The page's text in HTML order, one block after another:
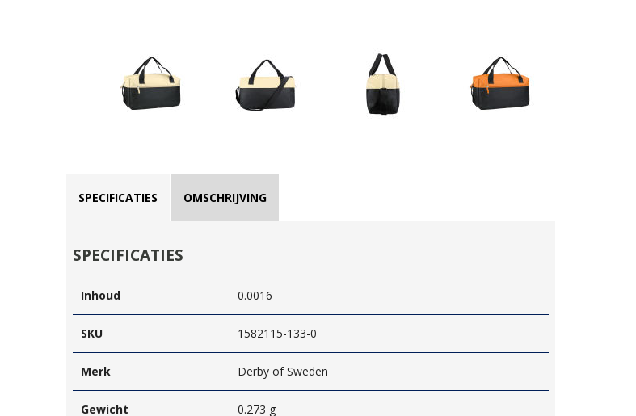
SPECIFICATIES OMSCHRIJVING
SPECIFICATIES
Inhoud 0.0016
SKU 1582115-133-0
Merk Derby of Sweden
Gewicht 0.273 g